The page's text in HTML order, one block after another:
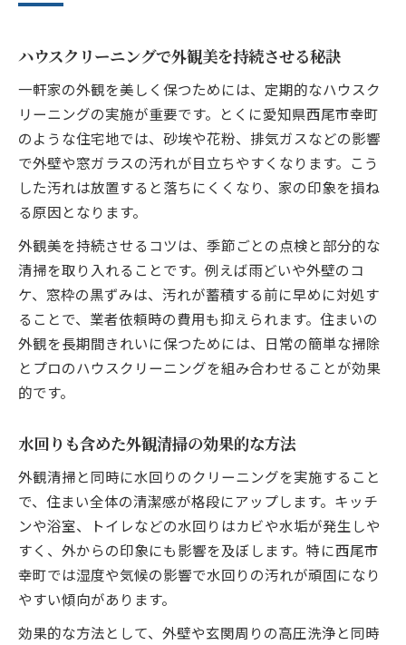
外観清掃も含めた一軒家料金のポイント解
説
クリーニング費用を抑えるための比較方法
見積もり依頼前に知るべき費用の内訳
ハウスクリーニング費用で失敗しないポイ
ント
外観清掃でプロのハウスクリーニングを選
ぶ理由
プロ選びが外観ハウスクリーニングで重要
な理由
ハウスクリーニング業者選定時のチェック
外観も任せて安心できるクリーニング業者
とは
エアコン掃除も安心のハウスクリーニング事例
ハウスクリーニングでエアコン掃除を依頼
する利点
外観清掃とエアコン洗浄を同時に行うメリ
ット
プロの技術で安心できるエアコン掃除の実
ハウスクリーニングで外観美を持続させる秘訣
一軒家の外観を美しく保つためには、定期的なハウスク
リーニングの実施が重要です。とくに愛知県西尾市幸町
のような住宅地では、砂埃や花粉、排気ガスなどの影響
で外壁や窓ガラスの汚れが目立ちやすくなります。こう
した汚れは放置すると落ちにくくなり、家の印象を損ね
る原因となります。
外観美を持続させるコツは、季節ごとの点検と部分的な
清掃を取り入れることです。例えば雨どいや外壁のコ
ケ、窓枠の黒ずみは、汚れが蓄積する前に早めに対処す
ることで、業者依頼時の費用も抑えられます。住まいの
外観を長期間きれいに保つためには、日常の簡単な掃除
とプロのハウスクリーニングを組み合わせることが効果
的です。
水回りも含めた外観清掃の効果的な方法
外観清掃と同時に水回りのクリーニングを実施すること
で、住まい全体の清潔感が格段にアップします。キッチ
ンや浴室、トイレなどの水回りはカビや水垢が発生しや
すく、外からの印象にも影響を及ぼします。特に西尾市
幸町では湿度や気候の影響で水回りの汚れが頑固になり
やすい傾向があります。
効果的な方法として、外壁や玄関周りの高圧洗浄と同時